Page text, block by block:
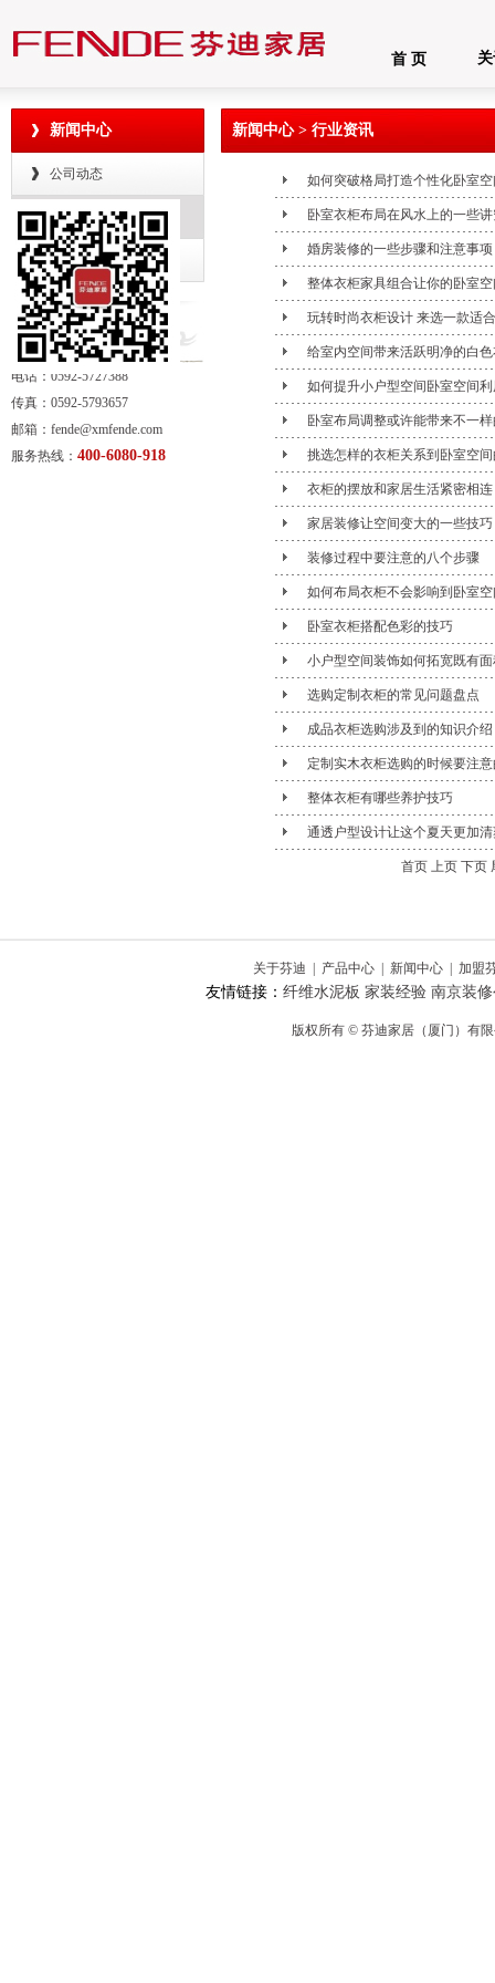
首 页
新闻中心
公司动态
行业资讯
各地动态
电话：0592-5727388
传真：0592-5793657
邮箱：fende@xmfende.com
服务热线： 400-6080-918
新闻中心 > 行业资讯
如何突破格局打造个性化卧室
卧室衣柜布局在风水上的一些
婚房装修的一些步骤和注意事项
整体衣柜家具组合让你的卧室
玩转时尚衣柜设计 来选一款适
给室内空间带来活跃明净的白
如何提升小户型空间卧室空间
卧室布局调整或许能带来不一
挑选怎样的衣柜关系到卧室空
衣柜的摆放和家居生活紧密相连
家居装修让空间变大的一些技巧
装修过程中要注意的八个步骤
如何布局衣柜不会影响到卧室
卧室衣柜搭配色彩的技巧
小户型空间装饰如何拓宽既有
选购定制衣柜的常见问题盘点
成品衣柜选购涉及到的知识介绍
定制实木衣柜选购的时候要注
整体衣柜有哪些养护技巧
通透户型设计让这个夏天更加
首页 上页 下页
关于芬迪 产品中心| 新闻中心| 加盟
友情链接： 纤维水泥板 家装经验 南京装
版权所有 © 芬迪家居（厦门）